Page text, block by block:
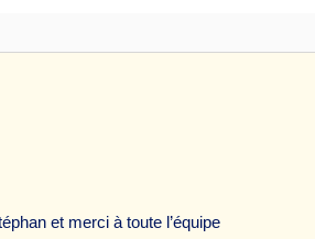
et merci à toute l’équipe